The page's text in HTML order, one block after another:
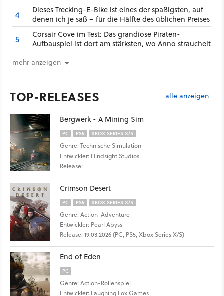
4
Dieses Trecking-E-Bike ist eines der spaßigsten, auf
denen ich je saß – für die Hälfte des üblichen Preises
5
Corsair Cove im Test: Das grandiose Piraten-
Aufbauspiel ist dort am stärksten, wo Anno strauchelt
mehr anzeigen
TOP-RELEASES alle anzeigen
Bergwerk - A Mining Sim
PC PS5 XBOX SERIES X/S
Genre: Technische Simulation
Entwickler: Hindsight Studios
Release:
Crimson Desert
PC PS5 XBOX SERIES X/S
Genre: Action-Adventure
Entwickler: Pearl Abyss
Release: 19.03.2026 (PC, PS5, Xbox Series X/S)
End of Eden
PC
Genre: Action-Rollenspiel
Entwickler: Laughing Fox Games